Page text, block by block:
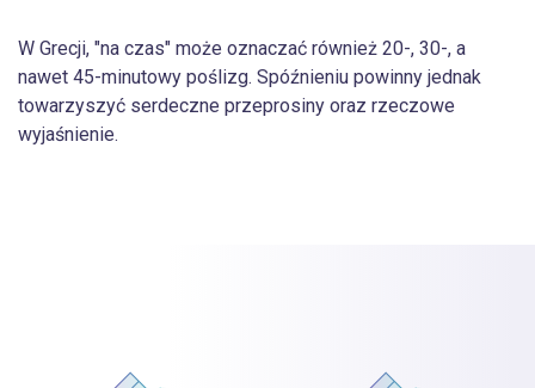
W Grecji, "na czas" może oznaczać również 20-, 30-, a
nawet 45-minutowy poślizg. Spóźnieniu powinny jednak
towarzyszyć serdeczne przeprosiny oraz rzeczowe
wyjaśnienie.